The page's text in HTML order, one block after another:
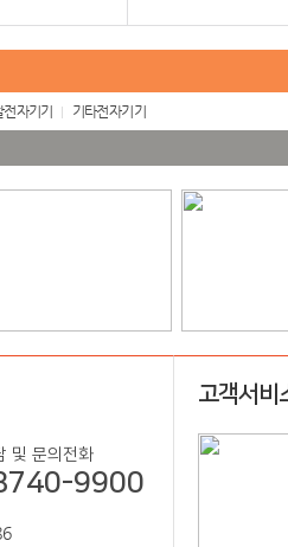
자기기 기타전자기기
및 문의전화
9900
고객서비